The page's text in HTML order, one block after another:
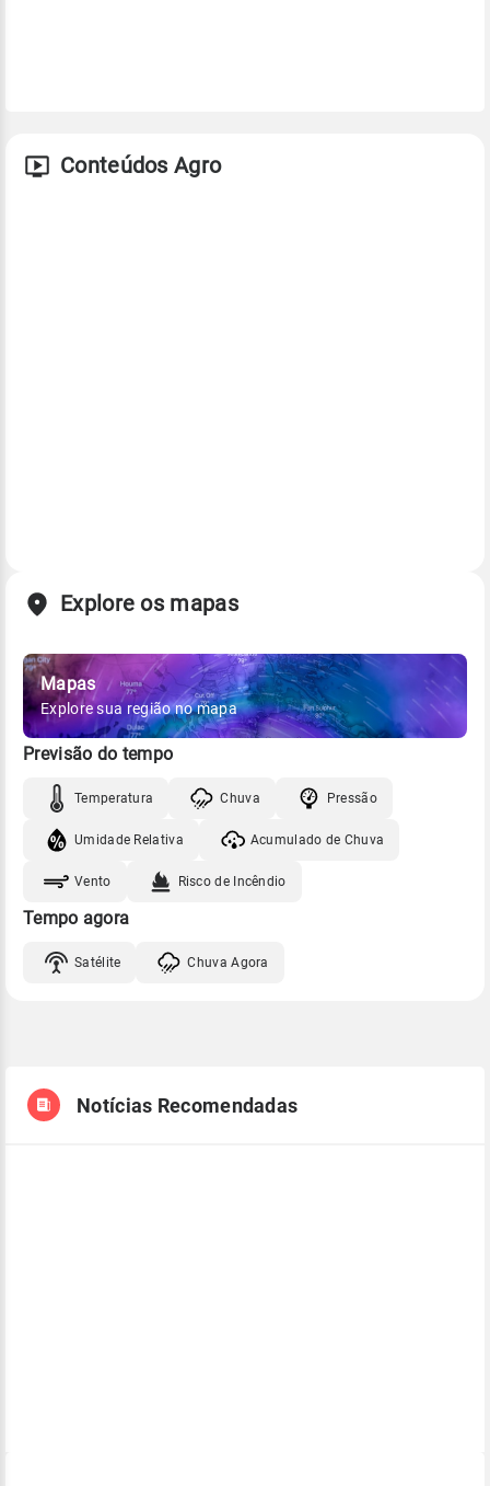
Conteúdos Agro
Explore os mapas
Mapas
Explore sua região no mapa
Previsão do tempo
Temperatura Chuva Pressão
Umidade Relativa Acumulado de Chuva
Vento Risco de Incêndio
Tempo agora
Satélite Chuva Agora
Notícias Recomendadas